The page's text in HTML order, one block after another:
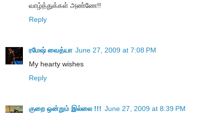
வாழ்த்துக்கள் அண்ணே!!
Reply
ரமேஷ் வைத்யா June 27, 2009 at 7:08 PM
My hearty wishes
Reply
குறை ஒன்றும் இல்லை !!! June 27, 2009 at 8:39 PM